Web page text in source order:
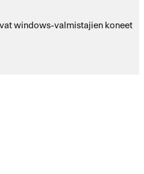
windows-valmistajien koneet